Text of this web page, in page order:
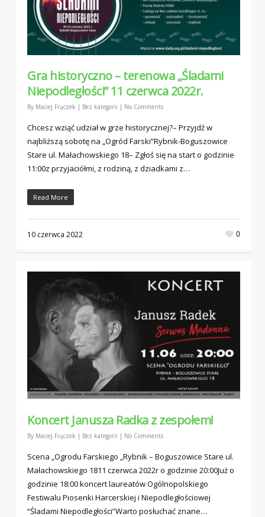
Gra historyczno – terenowa „Śladami
Niepodległości” 11 czerwca 2022r.
By Maciej Frączek | Bez kategorii | No Comments
Chcesz wziąć udział w grze historycznej?– Przyjdź w
najbliższą sobotę na „Ogród Farski”Rybnik-Boguszowice
Stare ul. Małachowskiego 18– Zgłoś się na start o godzinie
11:00z przyjaciółmi, z rodziną, z dziadkami z…
Read More
10 czerwca 2022 0
Koncert Janusza Radka z zespołem!
By Maciej Frączek | Bez kategorii | No Comments
Scena „Ogrodu Farskiego „Rybnik – Boguszowice Stare ul.
Małachowskiego 1811 czerwca 2022r o godzinie 20:00Już o
godzinie 18:00 koncert laureatów Ogólnopolskiego
Festiwalu Piosenki Harcerskiej i Niepodległościowej
“Śladami Niepodległości”Warto posłuchać znane…